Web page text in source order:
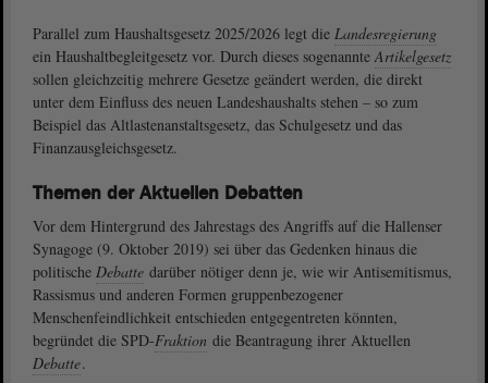
Parallel zum Haushaltsgesetz 2025/2026 legt die Landesregierung
ein Haushaltbegleitgesetz vor. Durch dieses sogenannteArtikelgesetz
sollen gleichzeitig mehrere Gesetze geändert werden, die direkt
unter dem Einfluss des neuen Landeshaushalts stehen – so zum
Beispiel das Altlastenanstaltsgesetz, das Schulgesetz und das
Finanzausgleichsgesetz.
Themen der Aktuellen Debatten
Vor dem Hintergrund des Jahrestags des Angriffs auf die Hallenser
Synagoge (9. Oktober 2019) sei über das Gedenken hinaus die
politische Debatte darüber nötiger denn je, wie wir Antisemitismus,
Rassismus und anderen Formen gruppenbezogener
Menschenfeindlichkeit entschieden entgegentreten könnten,
begründet die SPD-Fraktion die Beantragung ihrer Aktuellen
Debatte.